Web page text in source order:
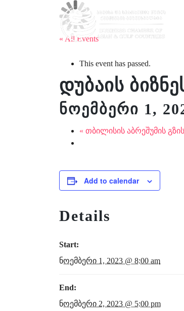
« All Events
This event has passed.
დუბაის
ნოემბერი 1,
« თბილისის აბრეშუმის
Add to calendar
Details
Start:
ნოემბერი 1, 2023 @ 8:00 am
End:
ნოემბერი 2, 2023 @ 5:00 pm